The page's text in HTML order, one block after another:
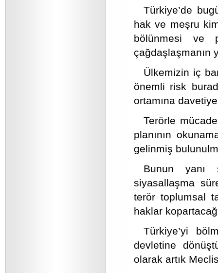
Türkiye’de
hak ve meşru
bölünmesi ve
çağdaşlaşmanın
Ülkemizin iç
önemli risk
ortamına
Terörle
planının
gelinmiş
Bunun yanı
siyasallaşma
terör toplumsal
haklar
Türkiye’yi
devletine
olarak artık